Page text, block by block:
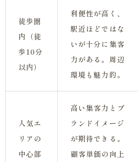
徒歩圏
内（徒
歩10分
以内）
利便性が高く、
駅近ほどではな
いが十分に集客
力がある。周辺
環境も魅力的。
人気エ
リアの
中心部
高い集客力とブ
ランドイメージ
が期待できる。
顧客単価の向上